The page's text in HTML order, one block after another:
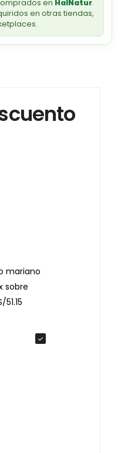
en HalNatur.
en otras tiendas,
mariano
sobre
51.15